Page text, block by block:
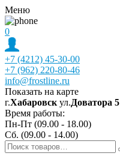
Меню
0
+7 (4212) 45-30-00
+7 (962) 220-80-46
info@frostline.ru
Показать на карте
г.Хабаровск ул.Доватора 5
Время работы:
Пн-Пт (09.00 - 18.00)
Сб. (09.00 - 14.00)